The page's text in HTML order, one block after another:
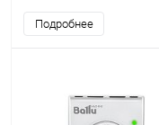
Подробнее